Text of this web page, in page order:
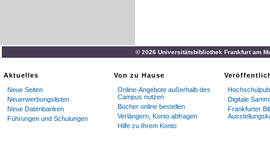
© 2026 Universitätsbibliothek Frankfurt am
Aktuelles
Neue Seiten
Neuerwerbungslisten
Neue Datenbanken
Führungen und Schulungen
Von zu Hause
Online-Angebote außerhalb des
Campus nutzen
Bücher online bestellen
Verlängern, Konto abfragen
Hilfe zu Ihrem Konto
Digitale
Frankfurter